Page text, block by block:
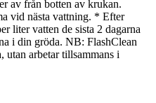
av från botten av krukan.
vid nästa vattning. * Efter
liter vatten de sista 2 dagarna
i din gröda. NB: FlashClean
utan arbetar tillsammans i